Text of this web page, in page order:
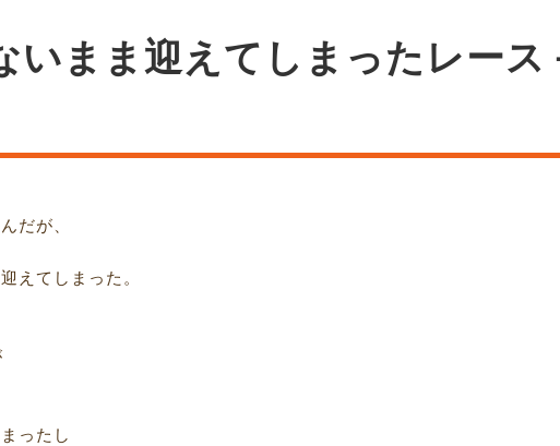
いまま迎えてしまったレース
だが、
えてしまった。
ったし